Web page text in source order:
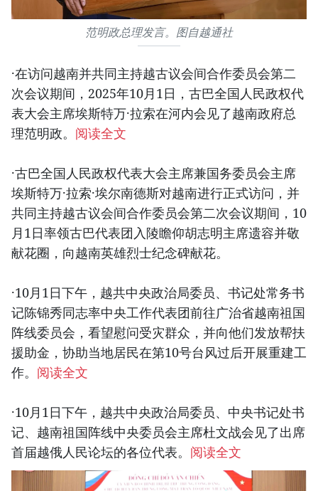
范明政总理发言。图自越通社
·在访问越南并共同主持越古议会间合作委员会第二
次会议期间，2025年10月1日，古巴全国人民政权代
表大会主席埃斯特万·拉索在河内会见了越南政府总
理范明政。 阅读全文
·古巴全国人民政权代表大会主席兼国务委员会主席
埃斯特万·拉索·埃尔南德斯对越南进行正式访问，并
共同主持越古议会间合作委员会第二次会议期间，10
月1日率领古巴代表团入陵瞻仰胡志明主席遗容并敬
献花圈，向越南英雄烈士纪念碑献花。
·10月1日下午，越共中央政治局委员、书记处常务书
记陈锦秀同志率中央工作代表团前往广治省越南祖国
阵线委员会，看望慰问受灾群众，并向他们发放帮扶
援助金，协助当地居民在第10号台风过后开展重建工
作。 阅读全文
·10月1日下午，越共中央政治局委员、中央书记处书
记、越南祖国阵线中央委员会主席杜文战会见了出席
首届越俄人民论坛的各位代表。 阅读全文